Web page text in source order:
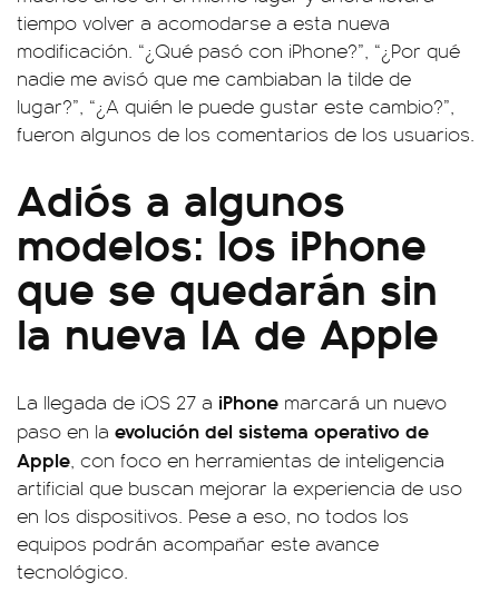
tiempo volver a acomodarse a esta nueva
modificación. “¿Qué pasó con iPhone?”, “¿Por qué
nadie me avisó que me cambiaban la tilde de
lugar?”, “¿A quién le puede gustar este cambio?”,
fueron algunos de los comentarios de los usuarios.
Adiós a algunos
modelos: los iPhone
que se quedarán sin
la nueva IA de Apple
La llegada de iOS 27 a iPhone marcará un nuevo
paso en la evolución del sistema operativo de
Apple, con foco en herramientas de inteligencia
artificial que buscan mejorar la experiencia de uso
en los dispositivos. Pese a eso, no todos los
equipos podrán acompañar este avance
tecnológico.